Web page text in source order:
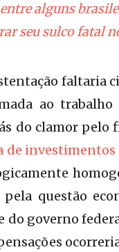
alguns
seu sulco fatal
faltaria
ao
do clamor pelo
de investimentos
pela questão
do governo